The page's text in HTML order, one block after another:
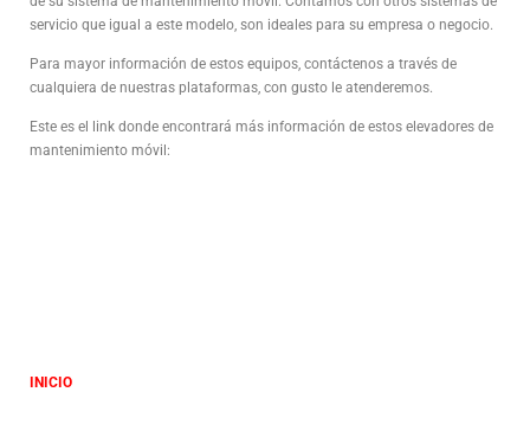
servicio que igual a este modelo, son ideales para su empresa o negocio.
Para mayor información de estos equipos, contáctenos a través de
cualquiera de nuestras plataformas, con gusto le atenderemos.
Este es el link donde encontrará más información de estos elevadores de
mantenimiento móvil:
INICIO